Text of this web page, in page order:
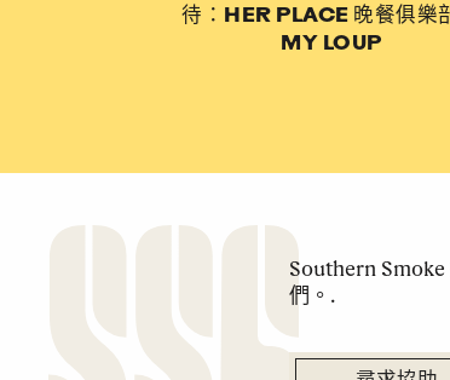
待：HER PLACE 晚餐俱樂
MY LOUP
Southern
們。.